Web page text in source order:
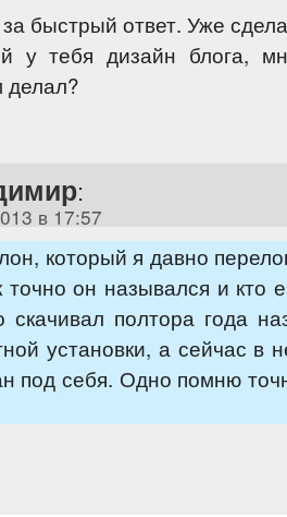
быстрый ответ. Уже
у тебя дизайн блога,
делал?
:
в 17:57
который я давно
точно он назывался и кто
скачивал полтора года
установки, а сейчас в
под себя. Одно помню